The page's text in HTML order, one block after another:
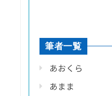
筆者一覧
あおくら
あまま